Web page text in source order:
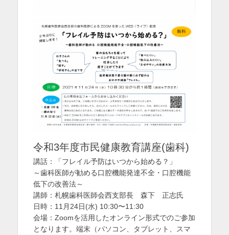
令和3年度市民健康教育講座(歯科)
講話：「フレイル予防はいつから始める？」
～歯科医師が勧める口腔機能発達不全・口腔機能
低下の改善法～
講師：札幌歯科医師会西支部長 森下 正志氏
日時：11月24日(水) 10:30〜11:30
会場：Zoomを活用したオンライン形式でのご参加
となります。端末（パソコン、タブレット、スマ